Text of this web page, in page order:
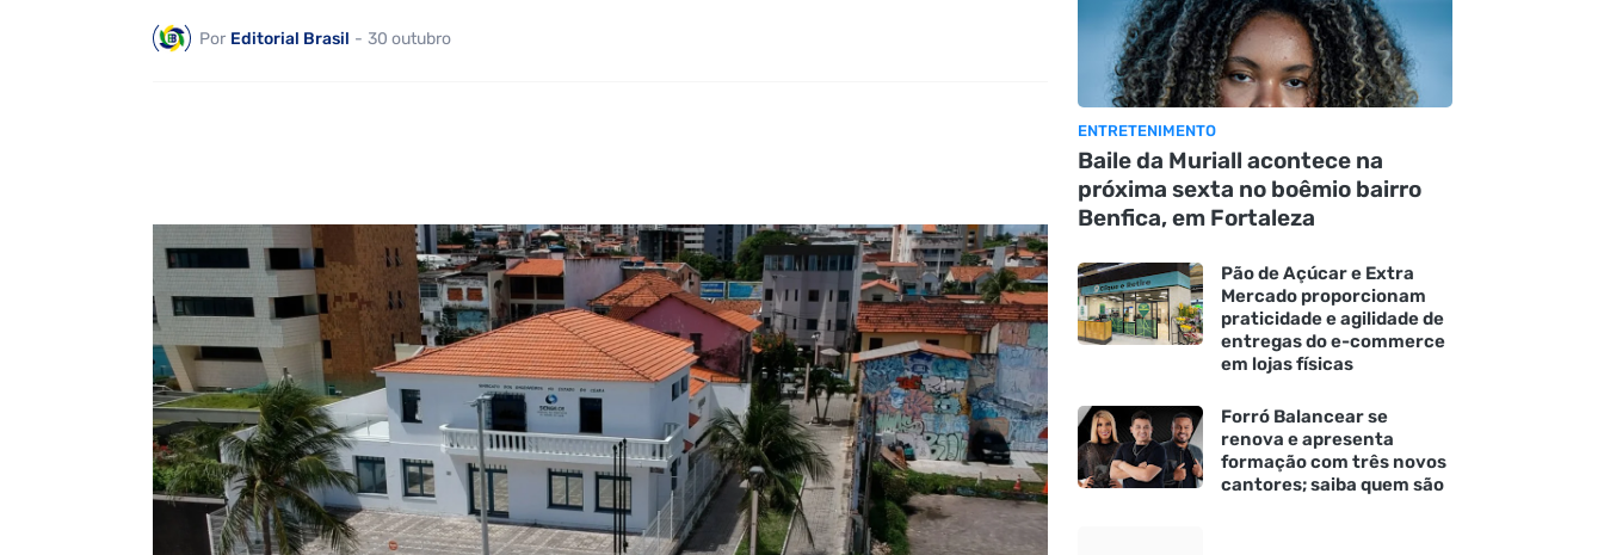
Por Editorial Brasil - 30 outubro
ENTRETENIMENTO
Baile da Muriall acontece na
próxima sexta no boêmio bairro
Benfica, em Fortaleza
Pão de Açúcar e Extra
Mercado proporcionam
praticidade e agilidade de
entregas do e-commerce
em lojas físicas
Forró Balancear se
renova e apresenta
formação com três novos
cantores; saiba quem são